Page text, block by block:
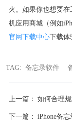
火。如果你也想要
机应用商城（例如
官网下载中心下载体
TAG: 备忘录软件
上一篇： 如何合理
下一篇： iPhone备